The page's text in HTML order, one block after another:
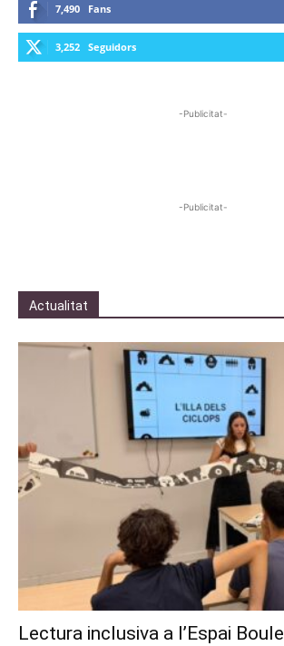
7,490 Fans
3,252 Seguidors
-Publicitat-
-Publicitat-
Actualitat
Lectura inclusiva a l’Espai Boule